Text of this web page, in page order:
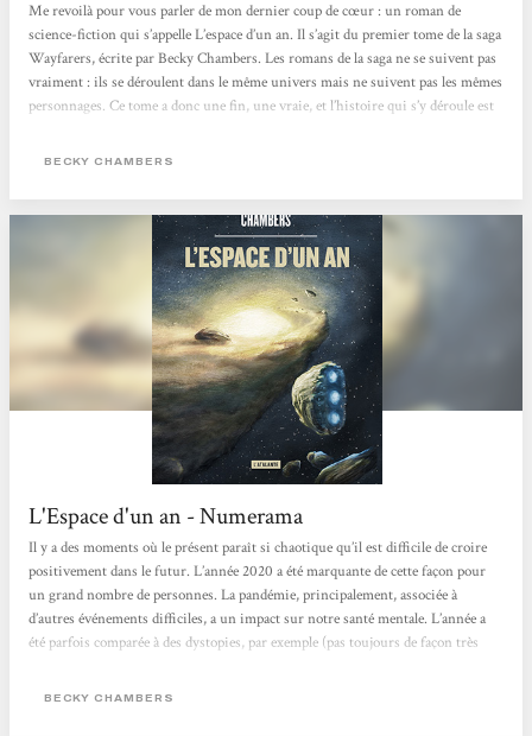
Me revoilà pour vous parler de mon dernier coup de cœur : un roman de
science-fiction qui s’appelle L’espace d’un an. Il s’agit du premier tome de la saga
Wayfarers, écrite par Becky Chambers. Les romans de la saga ne se suivent pas
vraiment : ils se déroulent dans le même univers mais ne suivent pas les mêmes
personnages. Ce tome a donc une fin, une vraie, et l’histoire qui s’y déroule est
tombée amoureuse de ce livre, de son univers, de ses personnages. C’était doux,
BECKY CHAMBERS
L'Espace d'un an - Numerama
Il y a des moments où le présent paraît si chaotique qu’il est difficile de croire
positivement dans le futur. L’année 2020 a été marquante de cette façon pour
un grand nombre de personnes. La pandémie, principalement, associée à
d’autres événements difficiles, a un impact sur notre santé mentale. L’année a
été parfois comparée à des dystopies, par exemple (pas toujours de façon très
constitue donc un outil pour décrypter...
BECKY CHAMBERS